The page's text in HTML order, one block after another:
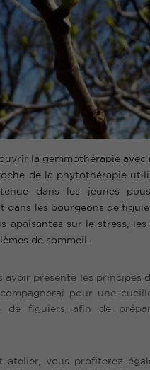
la gemmothérapie avec
de la phytothérapie
dans les jeunes
dans les bourgeons de
apaisantes sur le stress,
de sommeil.
avoir présenté les principes
pour une
de figuiers afin de
atelier, vous profiterez